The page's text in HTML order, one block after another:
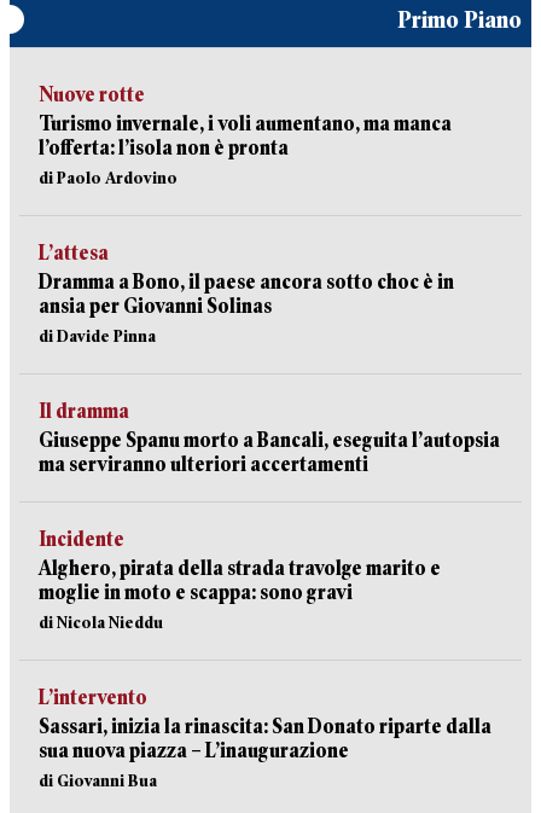
Primo Piano
Nuove rotte
Turismo invernale, i voli aumentano, ma manca
l’offerta: l’isola non è pronta
di Paolo Ardovino
L’attesa
Dramma a Bono, il paese ancora sotto choc è in
ansia per Giovanni Solinas
di Davide Pinna
Il dramma
Giuseppe Spanu morto a Bancali, eseguita l’autopsia
ma serviranno ulteriori accertamenti
Incidente
Alghero, pirata della strada travolge marito e
moglie in moto e scappa: sono gravi
di Nicola Nieddu
L’intervento
Sassari, inizia la rinascita: San Donato riparte dalla
sua nuova piazza – L’inaugurazione
di Giovanni Bua